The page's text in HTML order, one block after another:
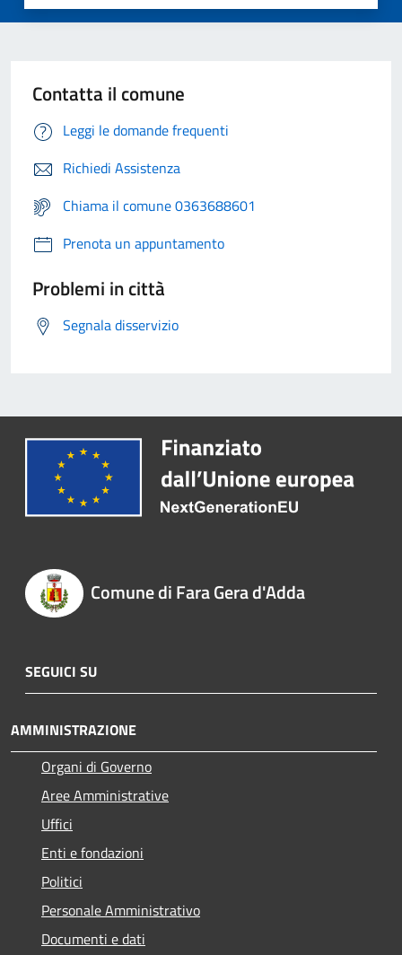
Contatta il comune
Leggi le domande frequenti
Richiedi Assistenza
Chiama il comune 0363688601
Prenota un appuntamento
Problemi in città
Segnala disservizio
Comune di Fara Gera d'Adda
SEGUICI SU
AMMINISTRAZIONE
Organi di Governo
Aree Amministrative
Uffici
Enti e fondazioni
Politici
Personale Amministrativo
Documenti e dati